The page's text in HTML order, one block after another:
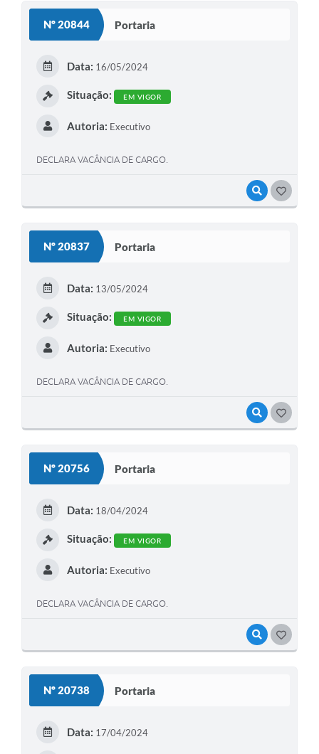
Nº 20844 Portaria
VISUALIZAR
Data: 16/05/2024
Situação: EM VIGOR
Autoria: Executivo
DECLARA VACÂNCIA DE CARGO.
Nº 20837 Portaria
VISUALIZAR
Data: 13/05/2024
Situação: EM VIGOR
Autoria: Executivo
DECLARA VACÂNCIA DE CARGO.
Nº 20756 Portaria
VISUALIZAR
Data: 18/04/2024
Situação: EM VIGOR
Autoria: Executivo
DECLARA VACÂNCIA DE CARGO.
Nº 20738 Portaria
Data: 17/04/2024